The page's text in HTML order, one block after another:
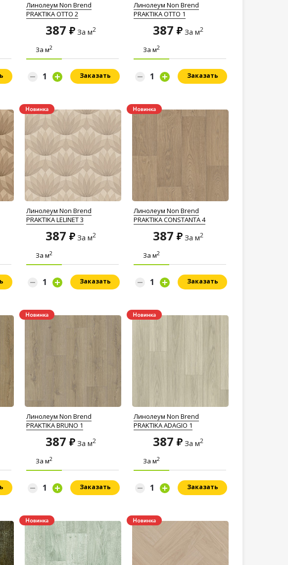
Линолеум Non Brend
PRAKTIKA OTTO 2
387 За м2
За м2
Заказать
Линолеум Non Brend
PRAKTIKA OTTO 1
387 За м2
За м2
Заказать
Линолеум Non Brend
PRAKTIKA LELINET 3
387 За м2
За м2
Заказать
Линолеум Non Brend
PRAKTIKA CONSTANTA 4
387 За м2
За м2
Заказать
Линолеум Non Brend
PRAKTIKA BRUNO 1
387 За м2
За м2
Заказать
Линолеум Non Brend
PRAKTIKA ADAGIO 1
387 За м2
За м2
Заказать